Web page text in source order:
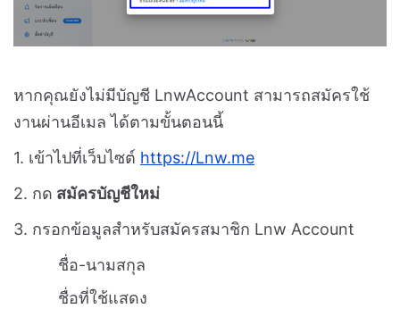
หากคุณยังไม่มีบัญชี LnwAccount สามารถสมัครใช้
งานผ่านอีเมล ได้ตามขั้นตอนนี้
1. เข้าไปที่เว็บไซต์ https://Lnw.me
2. กด สมัครบัญชีใหม่
3. กรอกข้อมูลสำหรับสมัครสมาชิก Lnw Account
ชื่อ-นามสกุล
ชื่อที่ใช้แสดง